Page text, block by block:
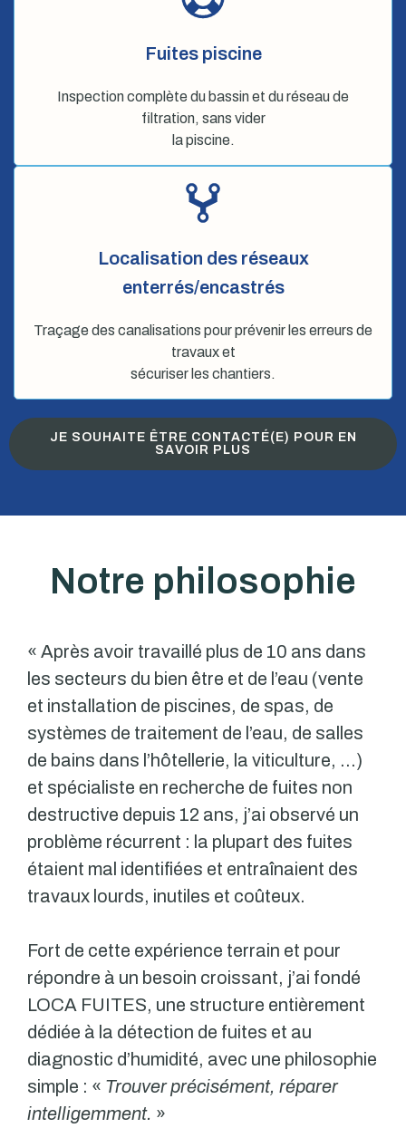
Fuites piscine
Inspection complète du bassin et du réseau de
filtration, sans vider
la piscine.
Localisation des réseaux
enterrés/encastrés
Traçage des canalisations pour prévenir les erreurs de
travaux et
sécuriser les chantiers.
JE SOUHAITE ÊTRE CONTACTÉ(E) POUR EN
SAVOIR PLUS
Notre philosophie
« Après avoir travaillé plus de 10 ans dans
les secteurs du bien être et de l’eau (vente
et installation de piscines, de spas, de
systèmes de traitement de l’eau, de salles
de bains dans l’hôtellerie, la viticulture, …)
et spécialiste en recherche de fuites non
destructive depuis 12 ans, j’ai observé un
problème récurrent : la plupart des fuites
étaient mal identifiées et entraînaient des
travaux lourds, inutiles et coûteux.
Fort de cette expérience terrain et pour
répondre à un besoin croissant, j’ai fondé
LOCA FUITES, une structure entièrement
dédiée à la détection de fuites et au
diagnostic d’humidité, avec une philosophie
simple : « Trouver précisément, réparer
intelligemment. »